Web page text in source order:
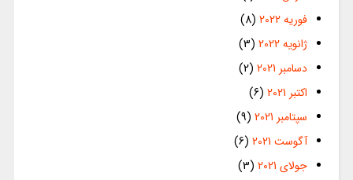
فوریه 2022
(8)
ژانویه 2022
(3)
دسامبر 2021
(2)
اکتبر 2021
(6)
سپتامبر 2021
(9)
آگوست 2021
(6)
جولای 2021
(3)